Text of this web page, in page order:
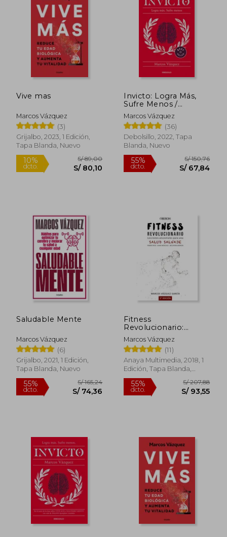
Vive mas
Marcos Vázquez
(3)
Grijalbo, 2023, 1 Edición,
Tapa Blanda, Nuevo
10%
dcto. S/ 80,10
Invicto: Logra Más,
Sufre Menos /
Undefeated: Achieve
More and Suffer Less
Marcos Vázquez
(36)
Debolsillo, 2022, Tapa
Blanda, Nuevo
55%
dcto.
Saludable Mente
Marcos Vázquez
(6)
Grijalbo, 2021, 1 Edición,
Tapa Blanda, Nuevo
55%
dcto. S/ 74,36
Fitness
Revolucionario:
Lecciones Ancestrales
Para una Salud Salvaje
Marcos Vázquez
(11)
Anaya Multimedia, 2018, 1
Edición, Tapa Blanda,
Nuevo
55%
dcto.